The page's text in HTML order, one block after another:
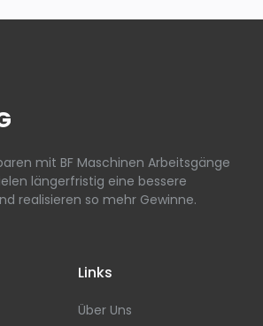
mit BF Maschinen Arbeitsgänge
längerfristig eine bessere
realisieren so mehr Gewinne.
Links
Über Uns